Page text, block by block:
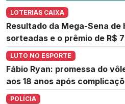
LOTERIAS CAIXA
Resultado da Mega-Sena de
sorteadas e o prêmio de R$
LUTO NO ESPORTE
Fábio Ryan: promessa do
aos 18 anos após
POLÍCIA